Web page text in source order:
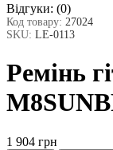
Відгуки: (0)
Код товару: 27024
SKU: LE-0113
Ремінь
1 904 грн